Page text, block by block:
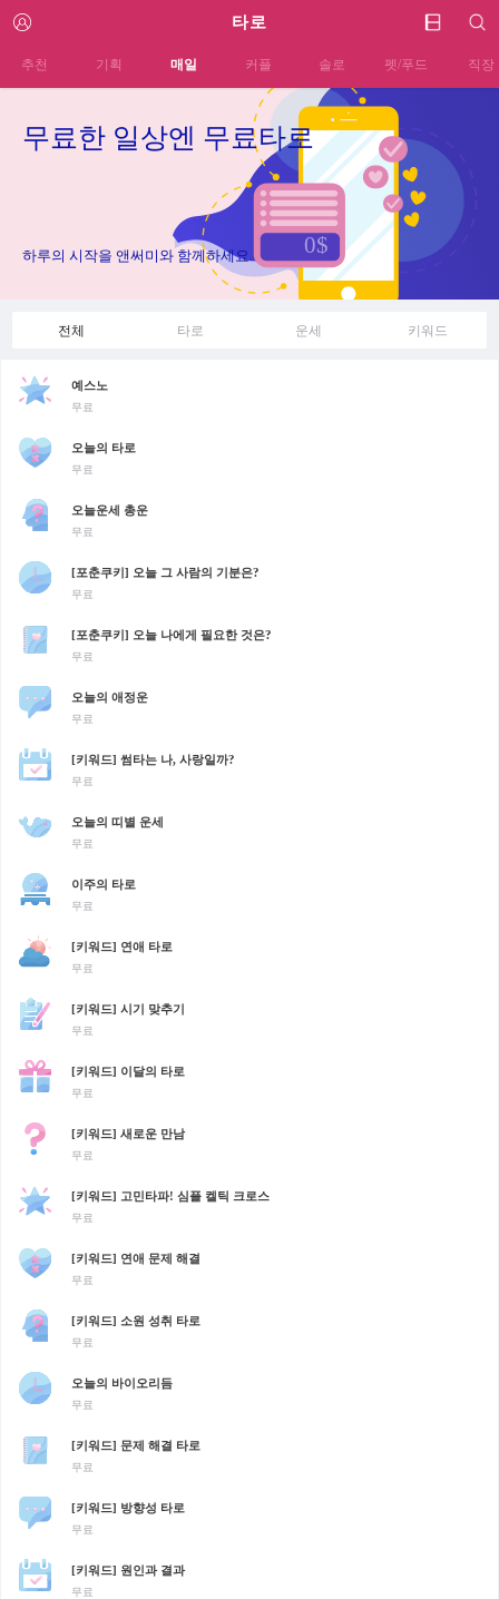
타로
추천 기획 매일 커플 솔로 펫/푸드 직장
무료한 일상엔 무료타로
하루의 시작을 앤써미와 함께하세요.
전체 타로 운세 키워드
예스노
무료
오늘의 타로
무료
오늘운세 총운
무료
[포춘쿠키] 오늘 그 사람의 기분은?
무료
[포춘쿠키] 오늘 나에게 필요한 것은?
무료
오늘의 애정운
무료
[키워드] 썸타는 나, 사랑일까?
무료
오늘의 띠별 운세
무료
이주의 타로
무료
[키워드] 연애 타로
무료
[키워드] 시기 맞추기
무료
[키워드] 이달의 타로
무료
[키워드] 새로운 만남
무료
[키워드] 고민타파! 심플 켈틱 크로스
무료
[키워드] 연애 문제 해결
무료
[키워드] 소원 성취 타로
무료
오늘의 바이오리듬
무료
[키워드] 문제 해결 타로
무료
[키워드] 방향성 타로
무료
[키워드] 원인과 결과
무료